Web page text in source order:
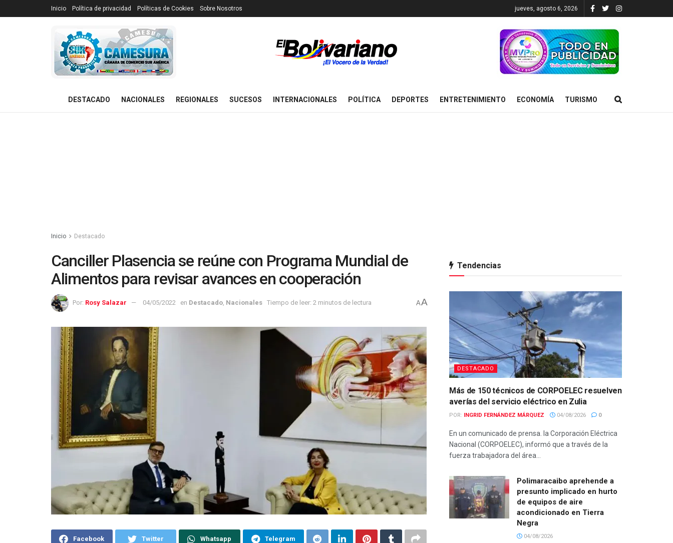
Inicio Política de privacidad Políticas de Cookies Sobre Nosotros jueves, agosto 6, 2026
DESTACADO NACIONALES REGIONALES SUCESOS INTERNACIONALES POLÍTICA DEPORTES ENTRETENIMIENTO ECONOMÍA TURISMO
Inicio Destacado
Canciller Plasencia se reúne con Programa Mundial de
Alimentos para revisar avances en cooperación
Por: Rosy Salazar 04/05/2022 en Destacado Nacionales Tiempo de leer: 2 minutos de lectura AA
Facebook Twitter Whatsapp Telegram
Tendencias
DESTACADO
Más de 150 técnicos de CORPOELEC resuelven
averías del servicio eléctrico en Zulia
POR: INGRID FERNÁNDEZ MÁRQUEZ 04/08/2026 0
En un comunicado de prensa. la Corporación Eléctrica
Nacional (CORPOELEC), informó que a través de la
fuerza trabajadora del área...
Polimaracaibo aprehende a
presunto implicado en hurto
de equipos de aire
acondicionado en Tierra
Negra
04/08/2026